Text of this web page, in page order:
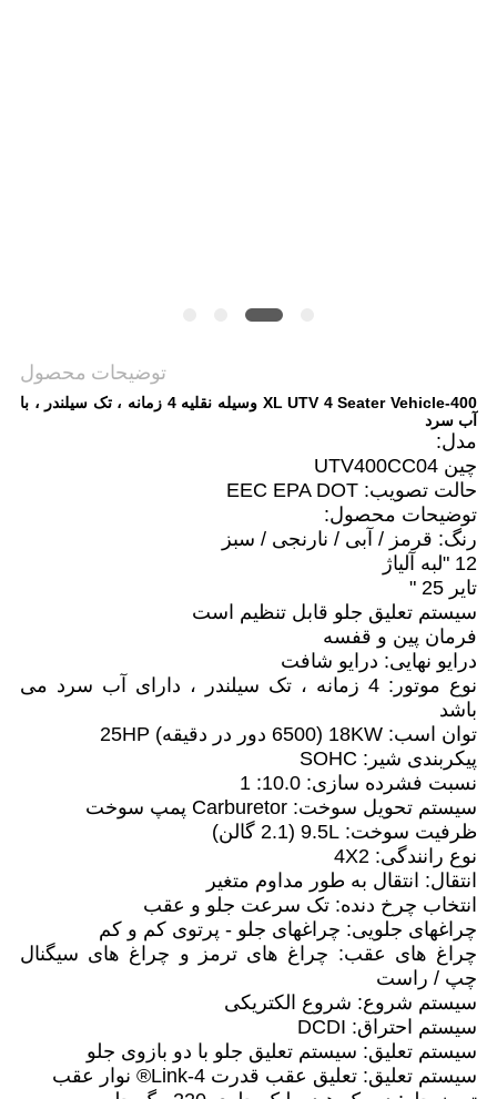
توضیحات محصول
400-XL UTV 4 Seater Vehicle وسیله نقلیه 4 زمانه ، تک سیلندر ، با
آب سرد
مدل:
چین UTV400CC04
حالت تصویب: EEC EPA DOT
توضیحات محصول:
رنگ: قرمز / آبی / نارنجی / سبز
12 "لبه آلیاژ
تایر 25 "
سیستم تعلیق جلو قابل تنظیم است
فرمان پین و قفسه
درایو نهایی: درایو شافت
نوع موتور: 4 زمانه ، تک سیلندر ، دارای آب سرد می
باشد
توان اسب: 18KW (6500 دور در دقیقه) 25HP
پیکربندی شیر: SOHC
نسبت فشرده سازی: 10.0: 1
سیستم تحویل سوخت: Carburetor پمپ سوخت
ظرفیت سوخت: 9.5L (2.1 گالن)
نوع رانندگی: 4X2
انتقال: انتقال به طور مداوم متغیر
انتخاب چرخ دنده: تک سرعت جلو و عقب
چراغهای جلویی: چراغهای جلو - پرتوی کم و کم
چراغ های عقب: چراغ های ترمز و چراغ های سیگنال
چپ / راست
سیستم شروع: شروع الکتریکی
سیستم احتراق: DCDI
سیستم تعلیق: سیستم تعلیق جلو با دو بازوی جلو
سیستم تعلیق: تعلیق عقب قدرت 4-Link® نوار عقب